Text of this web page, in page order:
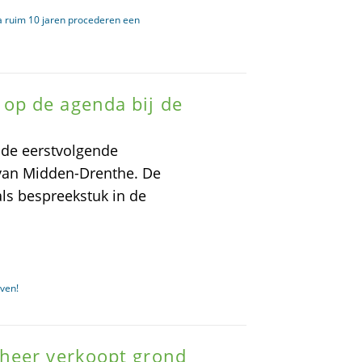
ruim 10 jaren procederen een
de agenda bij de
eerstvolgende
Midden-Drenthe. De
bespreekstuk in de
verkoopt grond